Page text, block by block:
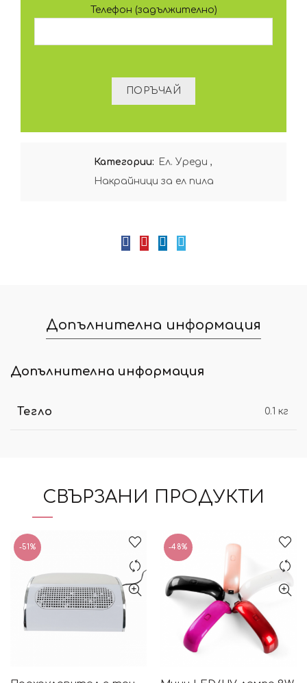
Телефон (задължително)
Категории: Ел. Уреди ,
Накрайници за ел пила
Допълнителна информация
Допълнителна информация
Тегло 0.1 кг
СВЪРЗАНИ ПРОДУКТИ
-51% -48%